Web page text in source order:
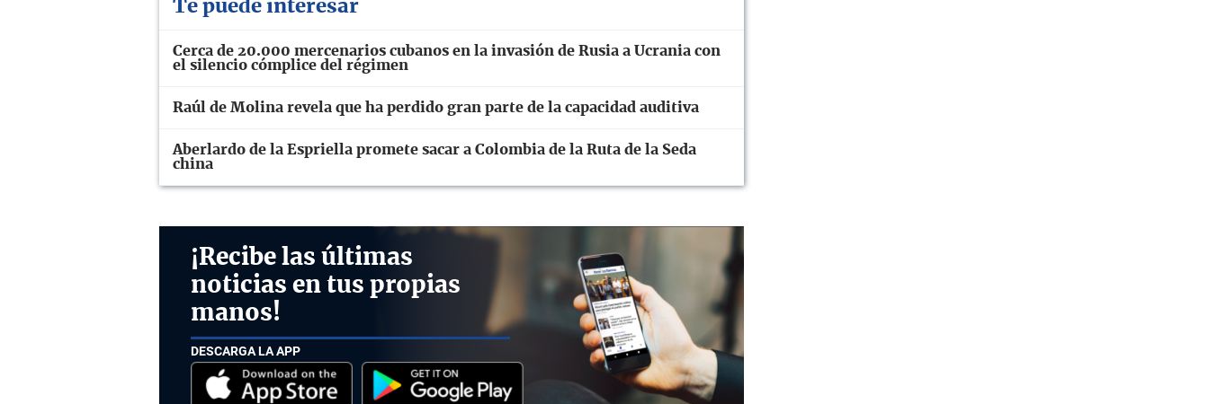
Te puede interesar
Cerca de 20.000 mercenarios cubanos en la invasión de Rusia a Ucrania con
el silencio cómplice del régimen
Raúl de Molina revela que ha perdido gran parte de la capacidad auditiva
Aberlardo de la Espriella promete sacar a Colombia de la Ruta de la Seda
china
¡Recibe las últimas
noticias en tus propias
manos!
DESCARGA LA APP